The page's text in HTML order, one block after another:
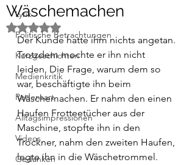
Lyrik
Politische Betrachtungen
Kurzgeschichten
Medienkritik
Redensart
Alltagsimpressionen
Videos
Gedanken
Wäschemachen
Mit NaN von 5 Sternen bewertet.
Der Kunde hatte ihm nichts angetan.
Trotzdem mochte er ihn nicht
leiden. Die Frage, warum dem so
war, beschäftigte ihn beim
Wäschemachen. Er nahm den einen
Haufen Frotteetücher aus der
Maschine, stopfte ihn in den
Trockner, nahm den zweiten Haufen,
legte ihn in die Wäschetrommel.